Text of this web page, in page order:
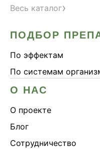
Весь каталог›
ПОДБОР
По эффектам
По системам
О НАС
О проекте
Блог
Сотрудничество